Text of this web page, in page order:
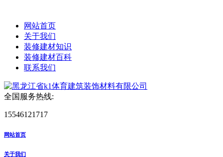
网站首页
关于我们
装修建材知识
装修建材百科
联系我们
全国服务热线:
15546121717
网站首页
关于我们